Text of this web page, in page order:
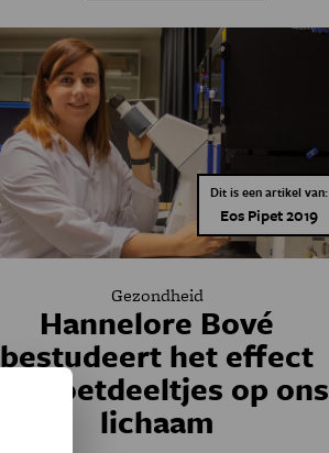
Dit is een artikel van:
Eos Pipet 2019
Gezondheid
Hannelore Bové
bestudeert het effect
van roetdeeltjes op ons
lichaam